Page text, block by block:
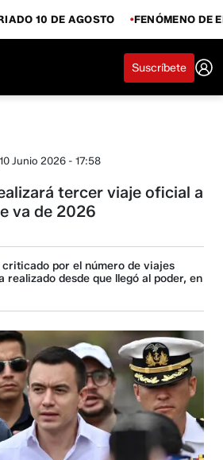
10 DE AGOSTO FENÓMENO DE
Suscríbete
Junio 2026 - 17:58
tercer viaje oficial a
va de 2026
por el número de viajes
realizado desde que llegó al poder, en